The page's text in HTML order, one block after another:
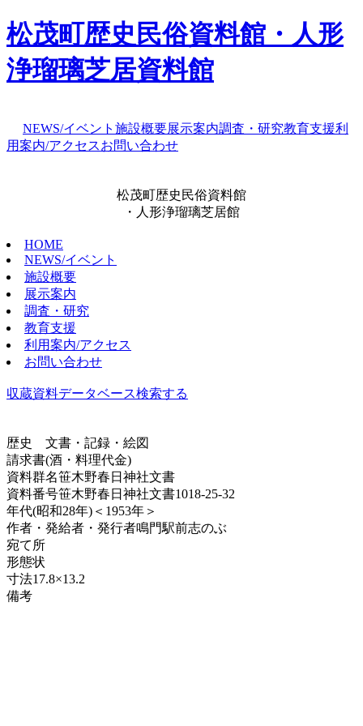
松茂町歴史民俗資料館・人形
浄瑠璃芝居資料館
NEWS/イベント 施設概要展示案内調査・研究教育支援利
用案内/アクセスお問い合わせ
松茂町歴史民俗資料館
・人形浄瑠璃芝居館
HOME
NEWS/イベント
施設概要
展示案内
調査・研究
教育支援
利用案内/アクセス
お問い合わせ
収蔵資料データベース検索する
歴史
文書・記録・絵図
請求書(酒・料理代金)
資料群名笹木野春日神社文書
資料番号笹木野春日神社文書1018-25-32
年代(昭和28年)＜1953年＞
作者・発給者・発行者鳴門駅前志のぶ
宛て所
形態状
寸法17.8×13.2
備考